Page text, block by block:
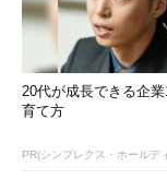
20代が成長できる企
育て方
PR(シンプレクス・ホールデ